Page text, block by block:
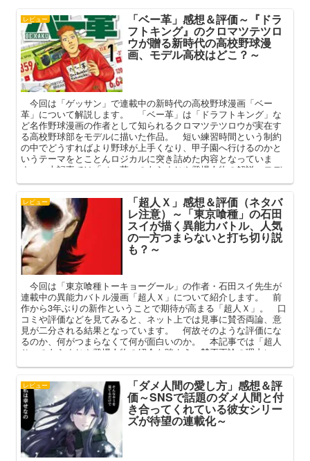
レビュー 「ベー革」感想＆評価～『ドラ
フトキング』のクロマツテツロ
ウが贈る新時代の高校野球漫
画、モデル高校はどこ？～
今回は「ゲッサン」で連載中の新時代の高校野球漫画「ベー
革」について解説します。 「ベー革」は「ドラフトキング」な
ど名作野球漫画の作者として知られるクロマツテツロウが実在す
る高校野球部をモデルに描いた作品。 短い練習時間という制約
の中でどうすればより野球が上手くなり、甲子園へ行けるのかと
いうテーマをとことんロジカルに突き詰めた内容となっていま
す。 本記事では「ベー革」のあらすじや登場人物の解説、モデ
レビュー 「超人Ｘ」感想＆評価（ネタバ
レ注意）～「東京喰種」の石田
スイが描く異能力バトル、人気
の一方つまらないと打ち切り説
も？～
今回は「東京喰種トーキョーグール」の作者・石田スイ先生が
連載中の異能力バトル漫画「超人Ｘ」について紹介します。 前
作から3年ぶりの新作ということで期待が高まる「超人Ｘ」。 口
コミや評価などを見てみると、ネット上では見事に賛否両論、意
見が二分される結果となっています。 何故そのような評価にな
るのか、何がつまらなくて何が面白いのか。 本記事では「超人
Ｘ」のあらすじや登場人物の紹介を踏まえ、賛否両論の理由につ
レビュー 「ダメ人間の愛し方」感想＆評
価～SNSで話題のダメ人間と付
き合ってくれている彼女シリー
ズが待望の連載化～